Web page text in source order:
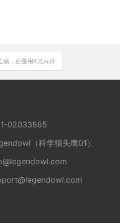
痛，还是用X光片好
（科学猫头鹰01）